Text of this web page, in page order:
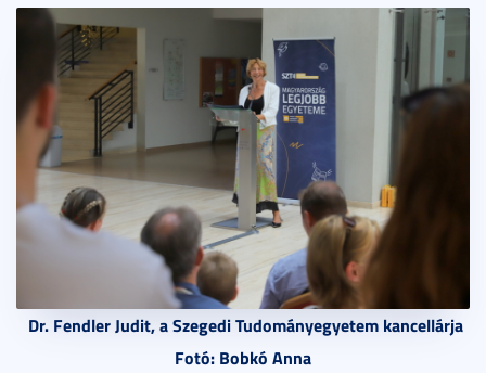
Dr. Fendler Judit, a Szegedi Tudományegyetem kancellárja
Fotó: Bobkó Anna